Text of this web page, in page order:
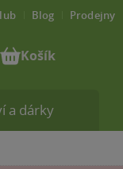
a dárky
Blog Prodejny
Košík